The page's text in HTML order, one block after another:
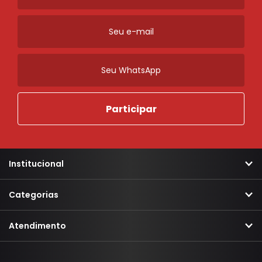
Institucional
Categorias
Atendimento